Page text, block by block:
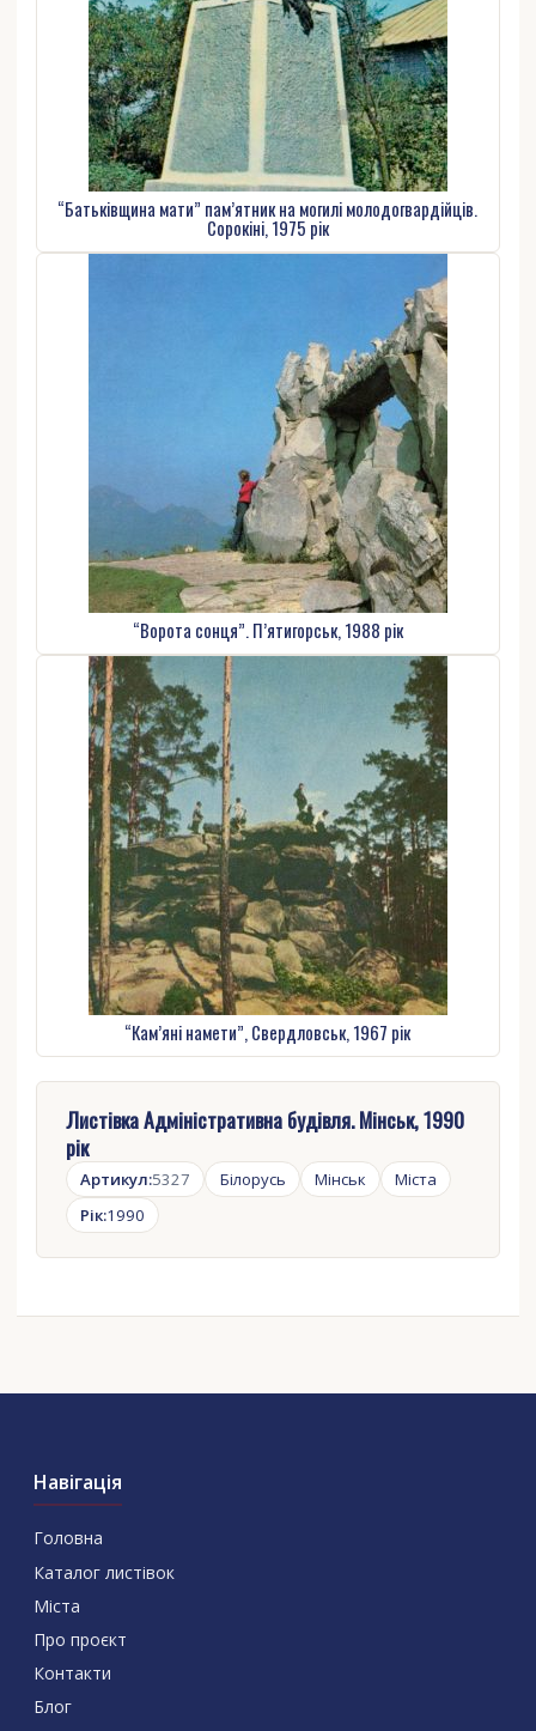
Листівка Адміністративна будівля. Мінськ, 1990
рік
Артикул:5327 Білорусь Мінськ
Міста
Рік:1990
“Батьківщина мати” пам’ятник на могилі молодогвардійців.
Сорокіні, 1975 рік
“Ворота сонця”. П’ятигорськ, 1988 рік
“Кам’яні намети”, Свердловськ, 1967 рік
Навігація
Головна
Каталог листівок
Міста
Про проєкт
Контакти
Блог